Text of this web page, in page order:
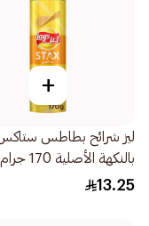
+
ليز شرائح بطاطس
بالنكهة الأصلية 170 جرام
13.25